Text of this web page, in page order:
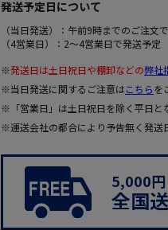
発送予定日について
（当日発送）：午前9時までのご注文
（4営業日）：2～4営業日で発送予定
※発送日は土日祝日や棚卸などの弊社
※当日発送に関するご注意はこちらを
※「営業日」は土日祝日を除く平日と
※運送会社の都合により予告無く発送
5,000円
全国